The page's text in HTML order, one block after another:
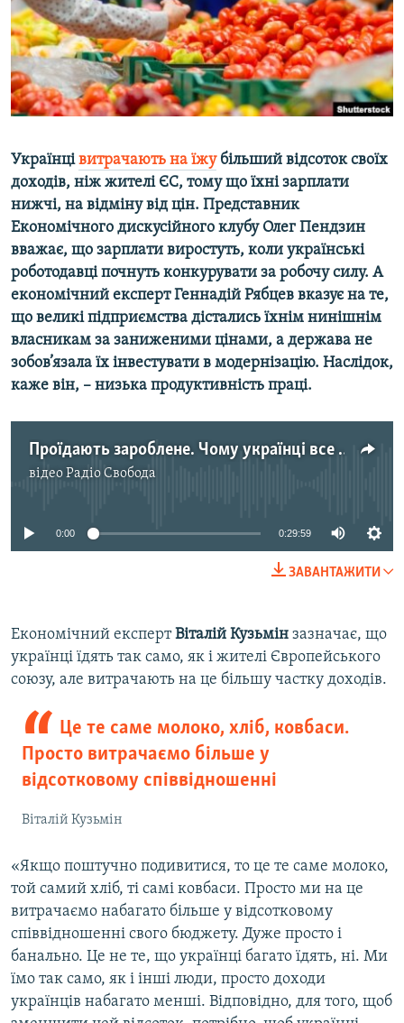
МУЛЬТИМЕДІА
ФОТО
СПЕЦПРОЄКТИ
ПОДКАСТИ
КРИМ РЕАЛІЇ
РУС
УКР
КТАТ
ДОЛУЧАЙСЯ!
Українцівитрачають на їжубільший відсоток своїх
доходів, ніж жителі ЄС, тому що їхні зарплати
нижчі, на відміну від цін. Представник
Економічного дискусійного клубу Олег Пендзин
вважає, що зарплати виростуть, коли українські
роботодавці почнуть конкурувати за робочу силу. А
економічний експерт Геннадій Рябцев вказує на те,
що великі підприємства дістались їхнім нинішнім
власникам за заниженими цінами, а держава не
зобов’язала їх інвестувати в модернізацію. Наслідок,
каже він, – низька продуктивність праці.
Проїдають зароблене. Чому українці все більше витрачають на продукти? | Ранкова Свобода. Частина 3
відеоРадіо Свобода
No media source currently available
0:00 0:29:59
ЗАВАНТАЖИТИ
Економічний експертВіталій Кузьмін зазначає, що
українці їдять так само, як і жителі Європейського
союзу, але витрачають на це більшу частку доходів.
Це те саме молоко, хліб, ковбаси.
Просто витрачаємо більше у
відсотковому співвідношенні
Віталій Кузьмін
«Якщо поштучно подивитися, то це те саме молоко,
той самий хліб, ті самі ковбаси. Просто ми на це
витрачаємо набагато більше у відсотковому
співвідношенні свого бюджету. Дуже просто і
банально. Це не те, що українці багато їдять, ні. Ми
їмо так само, як і інші люди, просто доходи
українців набагато менші. Відповідно, для того, щоб